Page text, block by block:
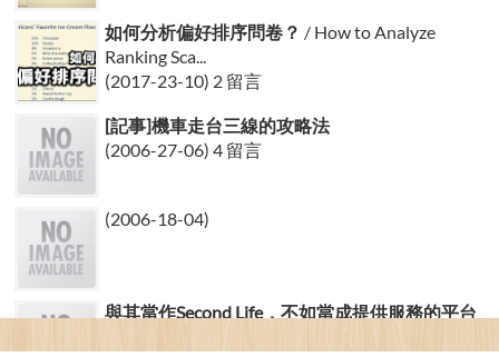
如何分析偏好排序問卷？ / How to Analyze
Ranking Sca...
(2017-23-10) 2 留言
[記事]機車走台三線的攻略法
(2006-27-06) 4 留言
(2006-18-04)
與其當作Second Life，不如當成提供服務的平台